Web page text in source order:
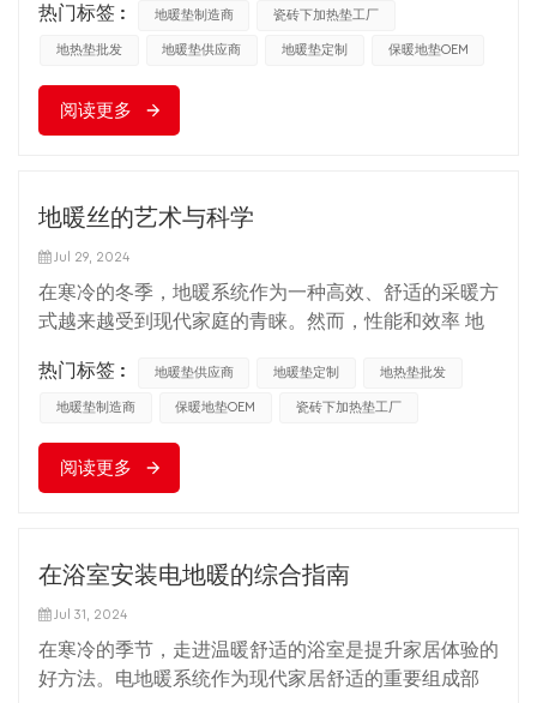
设置：通过使用可编程恒温器，可以根据日常习惯自动
调节温度，减少不必要的加热。 2、改善家居保温：加
失。 3、分区控制：不同区域采用独立的温控器，仅在
需要时对特定区域进行加热。 4、利用峰谷电价：结合
统更高，但从长远来看，它们的运行成本可能更经
寿命可达25年以上，远高于传统采暖系统，减少更换
频率和相关成本。 3、能效提升：随着技术的不断进
步，新型电地暖垫具有更高的能效和更低的长期运营成
本。总体而言，地暖垫的运行成本是否昂贵？在做决定
时，我们应该考虑自己的需求、预算和长期可持续
性。
方式， 热垫地暖系统 有很多优点。热垫地暖使用说
明。什么是越来越受到家庭关注的地暖系统呢？下面我
种现代化的采暖方式有一个全面、深入的了解。 首
先，地暖垫系统的工作原理是在地板下铺设发热垫，将
垫 通常由电热丝、热水管或加热电缆等材料制成，每
种材料都有各自的特点和适用场景。 安装地暖垫系统
时，需要考虑多种因素。需要精确规划热垫的位置以保
持热量的均匀分布。地板材料的选择也至关重要，不同
适度的影响不同。为保证系统高效运行，导热垫应安装
在保温性能良好的底座上，并保证有足够的保温
代地暖系统都配备了恒温器，用户可以根据个人需要设
定室内温度，按时启动和停止供暖系统，甚至可以在不
由于热量直接从地板传递到房间，中间几乎没有损失，
高。同时地暖可以实现分区控制，避免不必要的能源浪
费。 舒适是地暖的另一大特点。与散热器的点采暖不
同，地暖为房间提供了均匀稳定的温度，给人以脚暖、
热门标签 : 地暖垫制造商 瓷砖下加热垫工厂
地热垫批发 地暖垫供应商 地暖垫定制 保暖地垫OEM
阅读更多
地暖丝的艺术与科学
Jul 29, 2024
在寒冷的冬季，地暖系统作为一种高效、舒适的采暖方
式越来越受到现代家庭的青睐。然而，性能和效率 地
装和优化。本文旨在深入探讨地暖垫生产线的科学原
理、关键步骤和优化策略，为读者提供专业、实用的指
学原理。热力学第二定律指出，热量自然地从高温处流
向低温处，而地暖垫的作用就是将热量通过地面均匀散
料，既能有效导热，又具有良好的耐用性和安全
性。 地暖垫分布时，首先要设计合理的热负荷分布
图。这需要根据房间面积、保温条件和所需温度来计算
所需的热量输出。接下来选择合适的布线方式，常见的
热门标签 : 地暖垫供应商 地暖垫定制 地热垫批发
地暖垫制造商 保暖地垫OEM 瓷砖下加热垫工厂
阅读更多
在浴室安装电地暖的综合指南
Jul 31, 2024
在寒冷的季节，走进温暖舒适的浴室是提升家居体验的
好方法。电地暖系统作为现代家居舒适的重要组成部